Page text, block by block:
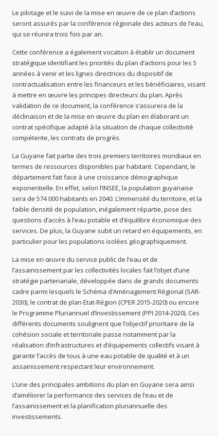
Le pilotage et le suivi de la mise en œuvre de ce plan d’actions
seront assurés par la conférence régionale des acteurs de l’eau,
qui se réunira trois fois par an.
Cette conférence a également vocation à établir un document
stratégique identifiant les priorités du plan d’actions pour les 5
années à venir et les lignes directrices du dispositif de
contractualisation entre les financeurs et les bénéficiaires, visant
à mettre en œuvre les principes directeurs du plan. Après
validation de ce document, la conférence s’assurera de la
déclinaison et de la mise en œuvre du plan en élaborant un
contrat spécifique adapté à la situation de chaque collectivité
compétente, les contrats de progrès.
La Guyane fait partie des trois premiers territoires mondiaux en
termes de ressources disponibles par habitant. Cependant, le
département fait face à une croissance démographique
exponentielle. En effet, selon l’INSEE, la population guyanaise
sera de 574 000 habitants en 2040. L’immensité du territoire, et la
faible densité de population, inégalement répartie, pose des
questions d’accès à l’eau potable et d’équilibre économique des
services. De plus, la Guyane subit un retard en équipements, en
particulier pour les populations isolées géographiquement.
La mise en œuvre du service public de l’eau et de
l’assainissement par les collectivités locales fait l’objet d’une
stratégie partenariale, développée dans de grands documents
cadre parmi lesquels le Schéma d’Aménagement Régional (SAR-
2030), le contrat de plan Etat-Région (CPER 2015-2020) ou encore
le Programme Pluriannuel d’Investissement (PPI 2014-2020). Ces
différents documents soulignent que l’objectif prioritaire de la
cohésion sociale et territoriale passe notamment par la
réalisation d’infrastructures et d’équipements collectifs visant à
garantir l’accès de tous à une eau potable de qualité et à un
assainissement respectant leur environnement.
L’une des principales ambitions du plan en Guyane sera ainsi
d’améliorer la performance des services de l’eau et de
l’assainissement et la planification pluriannuelle des
investissements.